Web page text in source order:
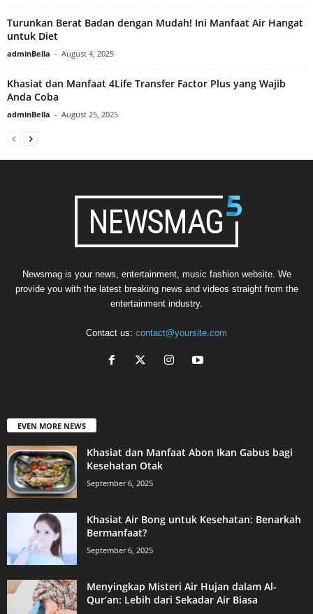
Turunkan Berat Badan dengan Mudah! Ini Manfaat Air Hangat
untuk Diet
adminBella - August 4, 2025
Khasiat dan Manfaat 4Life Transfer Factor Plus yang Wajib
Anda Coba
adminBella - August 25, 2025
Newsmag is your news, entertainment, music fashion website. We
provide you with the latest breaking news and videos straight from the
entertainment industry.
Contact us: contact@yoursite.com
EVEN MORE NEWS
Khasiat dan Manfaat Abon Ikan Gabus bagi
Kesehatan Otak
September 6, 2025
Khasiat Air Bong untuk Kesehatan: Benarkah
Bermanfaat?
September 6, 2025
Menyingkap Misteri Air Hujan dalam Al-
Qur’an: Lebih dari Sekadar Air Biasa